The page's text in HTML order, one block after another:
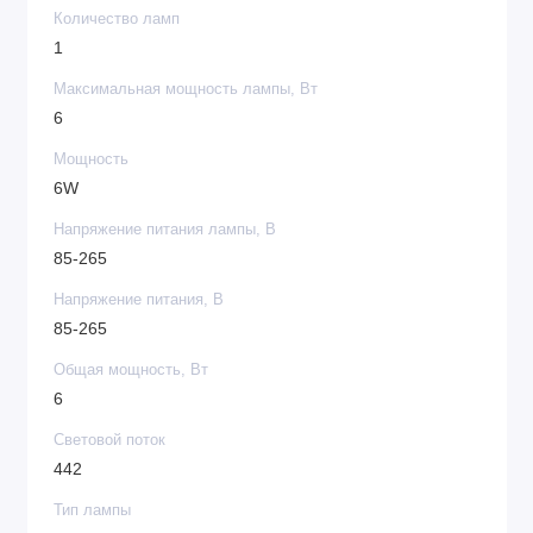
Количество ламп
1
Максимальная мощность лампы, Вт
6
Мощность
6W
Напряжение питания лампы, В
85-265
Напряжение питания, В
85-265
Общая мощность, Вт
6
Световой поток
442
Тип лампы